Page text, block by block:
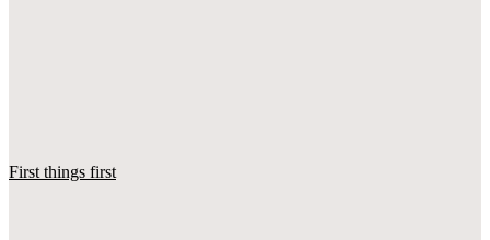
First things first